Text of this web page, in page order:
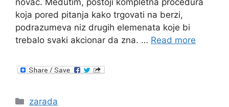
koja pored pitanja kako trgovati na berzi,
podrazumeva niz drugih elemenata koje bi
trebalo svaki akcionar da zna. … Read more
Categories
zarada